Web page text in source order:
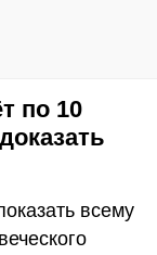
по 10
всему